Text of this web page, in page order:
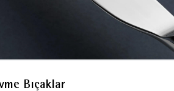
Bıçaklar